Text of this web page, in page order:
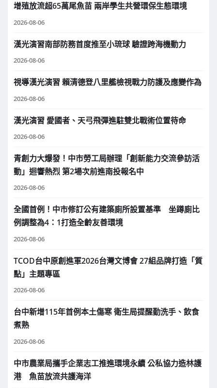
增殖放流超65萬尾魚苗 兩岸學生共營環保生態環境
2026-08-06
漢光演習南部防務首度推至小琉球 驗證跨海機動力
2026-08-06
視導漢光演習 賴清德登八里艦檢視戰力防護及應變作為
2026-08-06
漢光演習 愛國者、天弓飛彈進駐雙北戰術位置待命
2026-08-06
青創力大爆發！中市勞工局辦理「創新能力交流參訪活
動」迴響熱烈 第2場次前進南投報名中
2026-08-06
全國首例！中市修訂公有建築廁所設置基準 坐蹲廁比
例調整為4：1打造全齡友善環境
2026-08-06
TCOD台中原創進軍2026台灣文博會 27組品牌打造「質
點」主題專區
2026-08-06
台中新增115年首例本土傷寒 衛生局提醒勤洗手、飲食
煮熟
2026-08-06
中市農業局攜手企業志工推進環境永續 公私協力造林護
港 魚苗放流共護海洋